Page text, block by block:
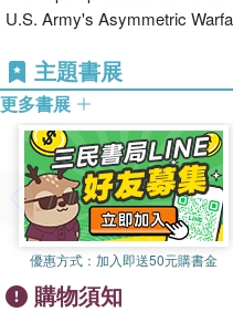
U.S. Army's Asymmetric
主題書展
更多書展
優惠方式： 加入即送50元購書金
購物須知